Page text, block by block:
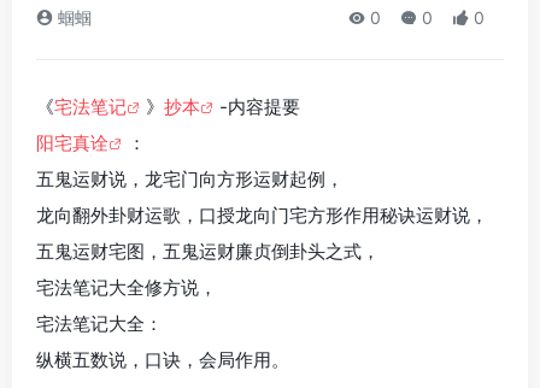
蝈蝈 0 0 0
《宅法笔记 》 抄本
-内容提要
阳宅真诠
：
五鬼运财说，龙宅门向方形运财起例，
龙向翻外卦财运歌，口授龙向门宅方形作用秘诀运财说，
五鬼运财宅图，五鬼运财廉贞倒卦头之式，
宅法笔记大全修方说，
宅法笔记大全：
纵横五数说，口诀，会局作用。